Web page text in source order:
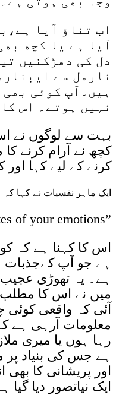
اب تناؤ آیا
آیا ہے یا کچھ
دل کی دھڑکنیں
نارمل سے
ہیں۔آپ کوئی
نہیں ہوتے۔ اس
بہت سے لوگوں نے
کچھ نے آرام کرنے
کرنے کے لیے کہا
ایک ماہر نفسیات نے کہا کہ
of your emotions”
اس کا کہنا ہے کہ
ہے جو آپ کےجذبات
ہے۔ یہ تھوڑی
میں نے اس کا
آئی کہ واقعی کوئی
معلومات آرہی ہے
رہا ہوں یا میری
ہے جس کی بنیاد پر
اور پریشانی کا
ایک نیاتصور دیا گیا